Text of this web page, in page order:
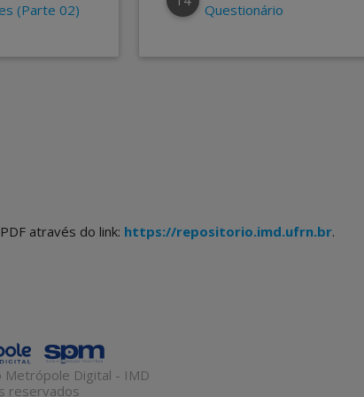
(Parte 02)
Questionário
através do link: https://repositorio.imd.ufrn.br.
Digital - IMD
reservados